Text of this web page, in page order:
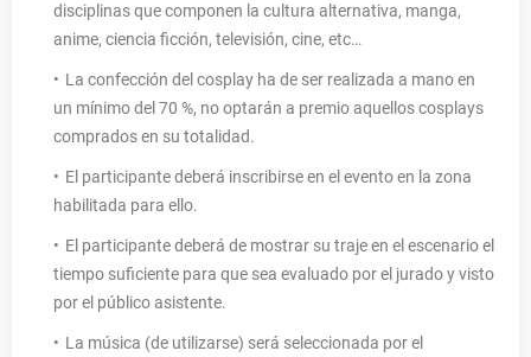
disciplinas que componen la cultura alternativa, manga,
anime, ciencia ficción, televisión, cine, etc…
La confección del cosplay ha de ser realizada a mano en
un mínimo del 70 %, no optarán a premio aquellos cosplays
comprados en su totalidad.
El participante deberá inscribirse en el evento en la zona
habilitada para ello.
El participante deberá de mostrar su traje en el escenario el
tiempo suficiente para que sea evaluado por el jurado y visto
por el público asistente.
La música (de utilizarse) será seleccionada por el